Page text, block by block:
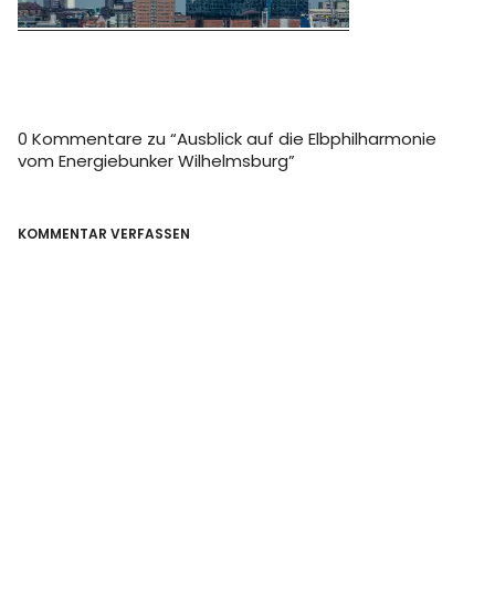
Bloggerreisen
0 Kommentare zu “Ausblick auf die Elbphilharmonie
vom Energiebunker Wilhelmsburg”
KOMMENTAR VERFASSEN